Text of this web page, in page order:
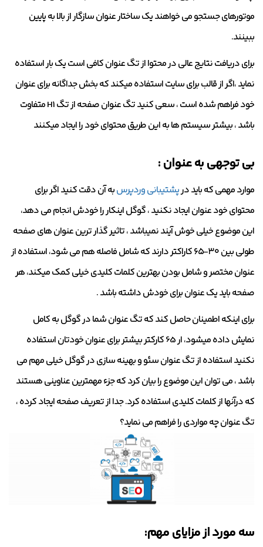
موتورهای جستجو می خواهند یک ساختار عنوان سازگار از بالا به پایین
ببینند.
برای دریافت نتایج عالی در محتوا از تگ عنوان کافی است یک بار استفاده
نماید ،اگر از قالب برای سایت استفاده میکند که بخش جداگانه برای عنوان
خود فراهم شده است ، سعی کنید تگ عنوان صفحه از تگ H1 متفاوت
باشد ، بیشتر سیستم ها به این طریق محتوای خود را ایجاد میکنند
بی توجهی به عنوان :
موارد مهمی که باید درپشتیبانی وردپرسبه آن دقت کنید اگر برای
محتوای خود عنوان ایجاد نکنید ، گوگل اینکار را خودش انجام می دهد،
این موضوع خیلی خوش آیند نمیباشد ، تاثیر گذار ترین عنوان های صفحه
طولی بین ۳۰-۶۵ کاراکتر دارند که شامل فاصله هم می شود، استفاده از
عنوان مختصر و شامل بودن بهترین کلمات کلیدی خیلی کمک میکند، هر
صفحه باید یک عنوان برای خودش داشته باشد .
برای اینکه اطمینان حاصل کند که تگ عنوان شما در گوگل به کامل
نمایش داده میشود، ار 65 کارکتر بیشتر برای عنوان خودتان استفاده
نکنید استفاده از تگ عنوان سئو و بهینه سازی در گوگل خیلی مهم می
باشد ، می توان این موضوع را بیان کرد که جزء مهمترین عناوینی هستند
که درآنها از کلمات کلیدی استفاده کرد. جدا از تعریف صفحه ایجاد کرده ،
تگ عنوان چه مواردی را فراهم می نماید؟
سه مورد از مزایای مهم: